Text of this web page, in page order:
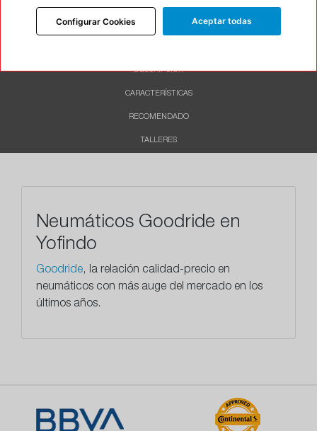
DESCRIPCIÓN
CARACTERÍSTICAS
RECOMENDADO
TALLERES
Neumáticos Goodride en
Yofindo
Goodride, la relación calidad-precio en
neumáticos con más auge del mercado en los
últimos años.
Configurar Cookies Aceptar todas